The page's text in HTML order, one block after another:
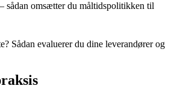
sådan omsætter du måltidspolitikken til
Sådan evaluerer du dine leverandører og